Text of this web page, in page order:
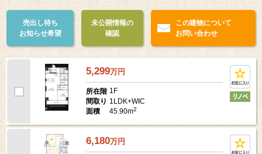
売出し待ち
お知らせ希望
未公開情報の
確認
この建物について
お問い合わせ
5,299万円
所在階 1F
間取り 1LDK+WIC
面積
45.90m2
6,180万円